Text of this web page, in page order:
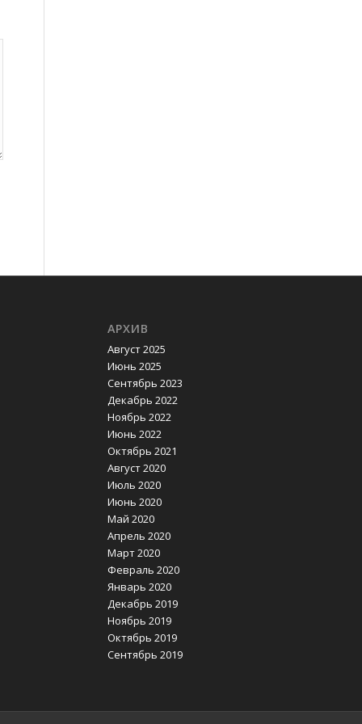
АРХИВ
Август 2025
Июнь 2025
Сентябрь 2023
Декабрь 2022
Ноябрь 2022
Июнь 2022
Октябрь 2021
Август 2020
Июль 2020
Июнь 2020
Май 2020
Апрель 2020
Март 2020
Февраль 2020
Январь 2020
Декабрь 2019
Ноябрь 2019
Октябрь 2019
Сентябрь 2019